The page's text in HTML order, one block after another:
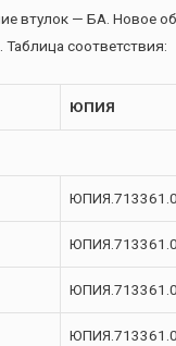
втулок — БА. Новое
соответствия:
ЮПИЯ